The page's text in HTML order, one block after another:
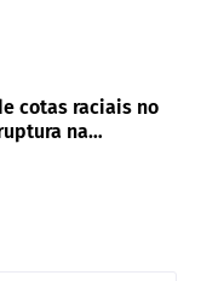
cotas raciais no
na